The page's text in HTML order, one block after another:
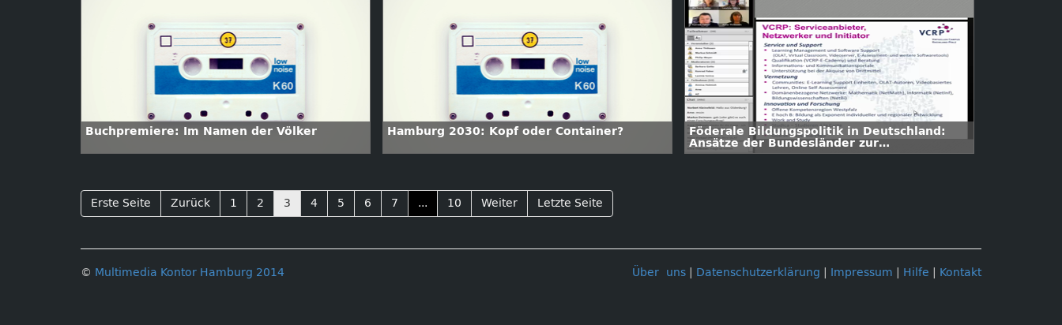
Buchpremiere: Im Namen der Völker Hamburg 2030: Kopf oder Container?
Föderale Bildungspolitik in Deutschland:
Ansätze der Bundesländer zur
Unterstützung digitaler Hochschulbildung
Erste Seite Zurück 1 2 3 4 5 6 7 ... 10 Weiter Letzte Seite
Über uns Datenschutzerklärung Impressum Hilfe Kontakt
© Multimedia Kontor Hamburg 2014